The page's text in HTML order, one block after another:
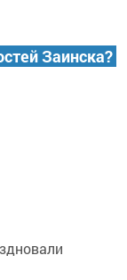
Заинска?